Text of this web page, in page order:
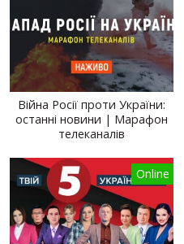
Війна Росії проти України:
останні новини | Марафон
телеканалів
Online